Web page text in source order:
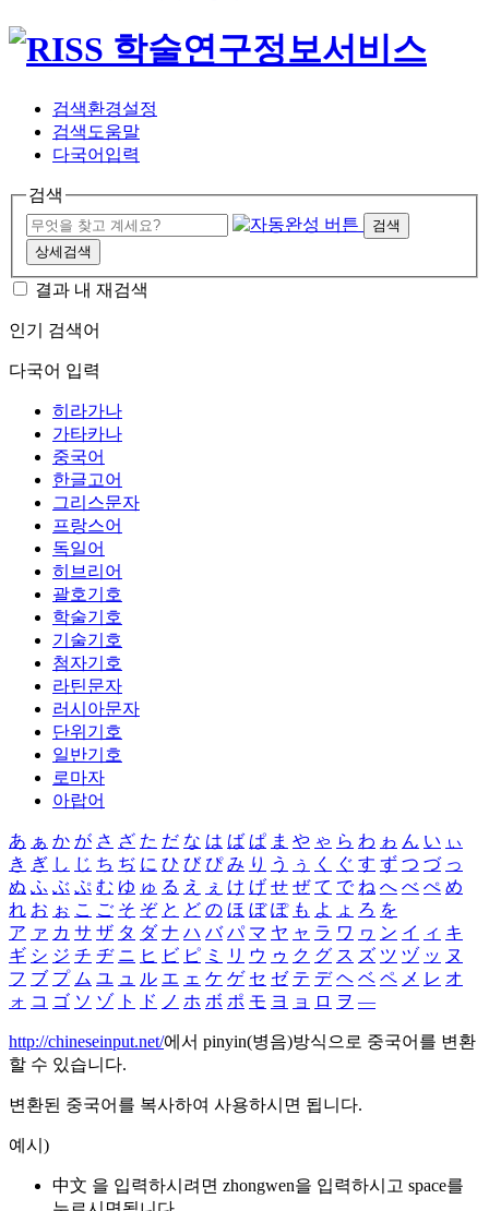
검색환경설정
검색도움말
다국어입력
검색
검색
상세검색
결과 내 재검색
인기 검색어
다국어 입력
히라가나
가타카나
중국어
한글고어
그리스문자
프랑스어
독일어
히브리어
괄호기호
학술기호
기술기호
첨자기호
라틴문자
러시아문자
단위기호
일반기호
로마자
아랍어
あ ぁ か が さ ざ た だ な は ば ぱ ま や ゃ ら わ ゎ ん い ぃ
き ぎ し じ ち ぢ に ひ び ぴ み り う ぅ く ぐ す ず つ づ っ
ぬ ふ ぶ ぷ む ゆ ゅ る え ぇ け げ せ ぜ て で ね へ べ ぺ め
れ お ぉ こ ご そ ぞ と ど の ほ ぼ ぽ も よ ょ ろ を
ア ァ カ サ ザ タ ダ ナ ハ バ パ マ ヤ ャ ラ ワ ヮ ン イ ィ キ
ギ シ ジ チ ヂ ニ ヒ ビ ピ ミ リ ウ ゥ ク グ ス ズ ツ ヅ ッ ヌ
フ ブ プ ム ユ ュ ル エ ェ ケ ゲ セ ゼ テ デ ヘ ベ ペ メ レ オ
ォ コ ゴ ソ ゾ ト ド ノ ホ ボ ポ モ ヨ ョ ロ ヲ ―
http://chineseinput.net/에서 pinyin(병음)방식으로 중국어를 변환
할 수 있습니다.
변환된 중국어를 복사하여 사용하시면 됩니다.
예시)
中文 을 입력하시려면 zhongwen을 입력하시고 space를